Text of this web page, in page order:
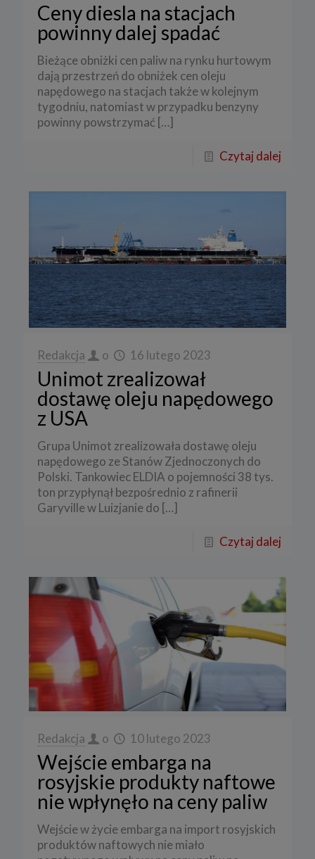
Ceny diesla na stacjach
powinny dalej spadać
Bieżące obniżki cen paliw na rynku hurtowym
dają przestrzeń do obniżek cen oleju
napędowego na stacjach także w kolejnym
tygodniu, natomiast w przypadku benzyny
powinny powstrzymać […]
Czytaj dalej
Redakcja o 16 lutego 2023
Unimot zrealizował
dostawę oleju napędowego
z USA
Grupa Unimot zrealizowała dostawę oleju
napędowego ze Stanów Zjednoczonych do
Polski. Tankowiec ELDIA o pojemności 38 tys.
ton przypłynął bezpośrednio z rafinerii
Garyville w Luizjanie do […]
Czytaj dalej
Redakcja o 10 lutego 2023
Wejście embarga na
rosyjskie produkty naftowe
nie wpłynęło na ceny paliw
Wejście w życie embarga na import rosyjskich
produktów naftowych nie miało